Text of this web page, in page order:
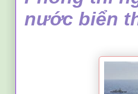
nước biển